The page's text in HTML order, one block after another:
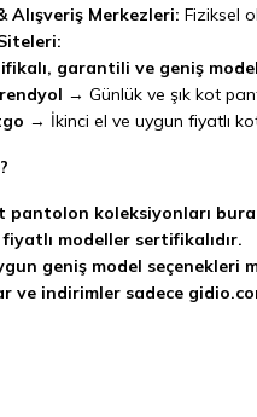
Alışveriş Merkezleri: Fiziksel
garantili ve geniş
→ Günlük ve şık kot
→ İkinci el ve uygun fiyatlı
pantolon koleksiyonları
modeller sertifikalıdır.
geniş model seçenekleri
ve indirimler sadece